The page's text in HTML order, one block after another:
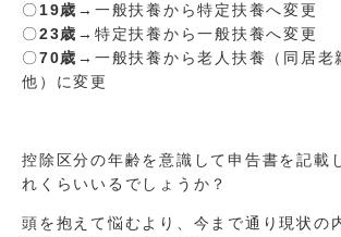
〇19歳 →一般扶養から特定扶養へ変更
〇23歳 →特定扶養から一般扶養へ変更
〇70歳 →一般扶養から老人扶養（同居老
他）に変更
控除区分の年齢を意識して申告書を記載
れくらいいるでしょうか？
頭を抱えて悩むより、今まで通り現状の